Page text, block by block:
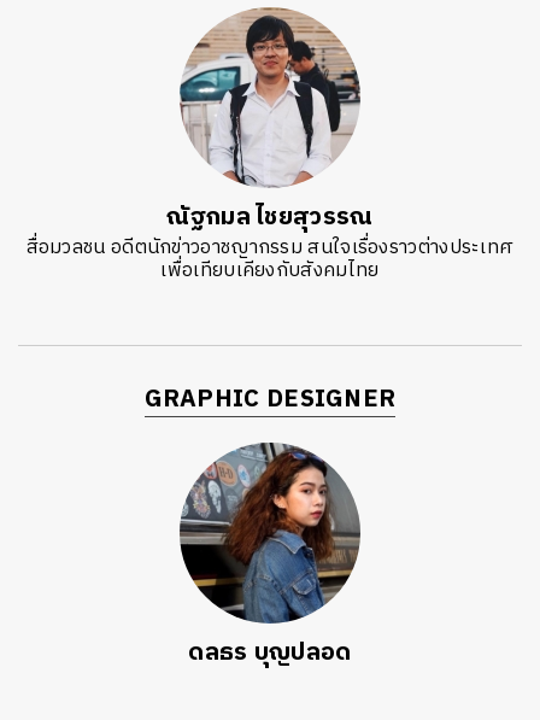
ณัฐกมล ไชยสุวรรณ
สื่อมวลชน อดีตนักข่าวอาชญากรรม สนใจเรื่องราวต่างประเทศ
เพื่อเทียบเคียงกับสังคมไทย
GRAPHIC DESIGNER
ดลธร บุญปลอด